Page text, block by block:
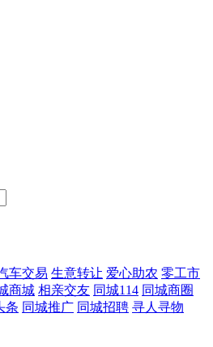
车交易 生意转让 爱心助农 零工市
商城 相亲交友 同城114 同城商圈
条 同城推广 同城招聘 寻人寻物